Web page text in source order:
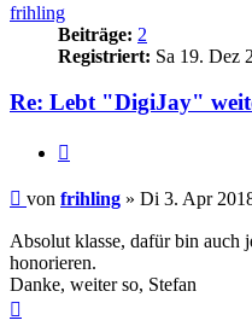
frihling
Beiträge: 2
Registriert: Sa 19. Dez
Re: Lebt "DigiJay"
Beitrag
von frihling » Di 3. Apr
Absolut klasse, dafür bin auch
honorieren.
Danke, weiter so, Stefan